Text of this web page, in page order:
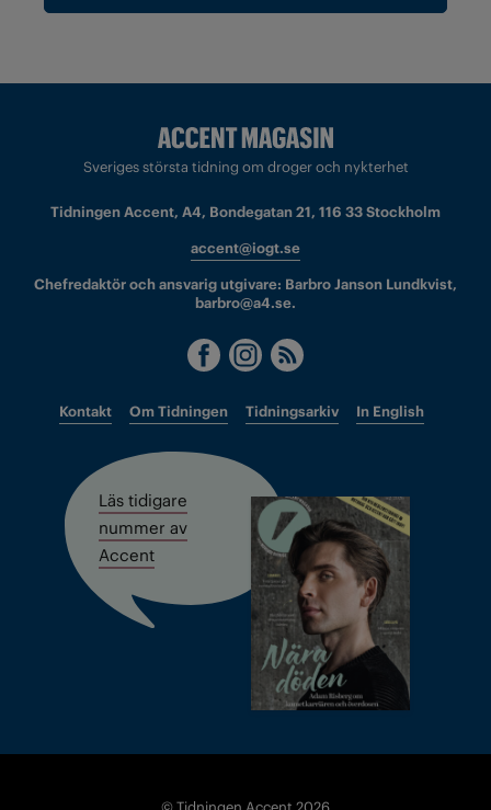
Sveriges största tidning om droger och nykterhet
Tidningen Accent, A4, Bondegatan 21, 116 33 Stockholm
accent@iogt.se
Chefredaktör och ansvarig utgivare: Barbro Janson Lundkvist,
barbro@a4.se.
Kontakt Om Tidningen Tidningsarkiv In English
Läs tidigare
nummer av
Accent